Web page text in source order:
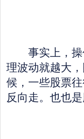
事实上，操
理波动就越大
候，一些股票
反向走。也也